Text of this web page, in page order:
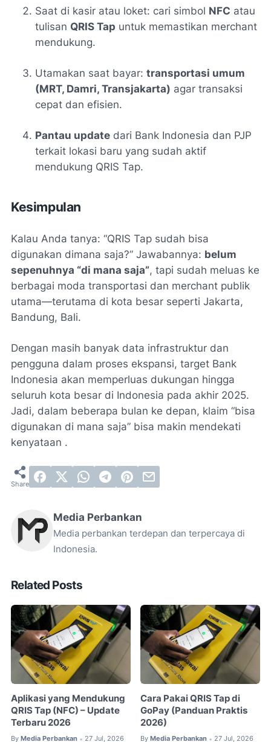
Saat di kasir atau loket: cari simbol NFC atau
tulisan QRIS Tap untuk memastikan merchant
mendukung.
Utamakan saat bayar: transportasi umum
(MRT, Damri, Transjakarta) agar transaksi
cepat dan efisien.
Pantau update dari Bank Indonesia dan PJP
terkait lokasi baru yang sudah aktif
mendukung QRIS Tap.
Kesimpulan
Kalau Anda tanya: “QRIS Tap sudah bisa
digunakan dimana saja?” Jawabannya: belum
sepenuhnya “di mana saja”, tapi sudah meluas ke
berbagai moda transportasi dan merchant publik
utama—terutama di kota besar seperti Jakarta,
Bandung, Bali.
Dengan masih banyak data infrastruktur dan
pengguna dalam proses ekspansi, target Bank
Indonesia akan memperluas dukungan hingga
seluruh kota besar di Indonesia pada akhir 2025.
Jadi, dalam beberapa bulan ke depan, klaim “bisa
digunakan di mana saja” bisa makin mendekati
kenyataan .
Media Perbankan
Media perbankan terdepan dan terpercaya di
Indonesia.
Related Posts
Aplikasi yang Mendukung
QRIS Tap (NFC) – Update
Terbaru 2026
By Media Perbankan • 27 Jul, 2026
Cara Pakai QRIS Tap di
GoPay (Panduan Praktis
2026)
By Media Perbankan • 27 Jul, 2026